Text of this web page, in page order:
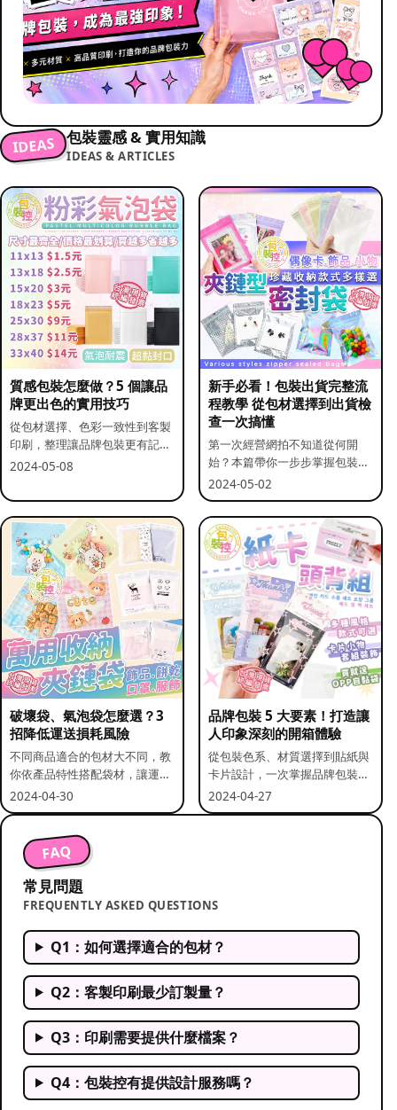
IDEAS 包裝靈感 & 實用知識
IDEAS & ARTICLES
質感包裝怎麼做？5 個讓品
牌更出色的實用技巧
從包材選擇、色彩一致性到客製
印刷，整理讓品牌包裝更有記憶
點的實用做法。
2024-05-08
新手必看！包裝出貨完整流
程教學 從包材選擇到出貨檢
查一次搞懂
第一次經營網拍不知道從何開
始？本篇帶你一步步掌握包裝流
程與出貨前檢查重點。
2024-05-02
破壞袋、氣泡袋怎麼選？3
招降低運送損耗風險
不同商品適合的包材大不同，教
你依產品特性搭配袋材，讓運送
更安全。
2024-04-30
品牌包裝 5 大要素！打造讓
人印象深刻的開箱體驗
從包裝色系、材質選擇到貼紙與
卡片設計，一次掌握品牌包裝的
關鍵要素。
2024-04-27
FAQ
常見問題
FREQUENTLY ASKED QUESTIONS
Q1：如何選擇適合的包材？
Q2：客製印刷最少訂製量？
Q3：印刷需要提供什麼檔案？
Q4：包裝控有提供設計服務嗎？